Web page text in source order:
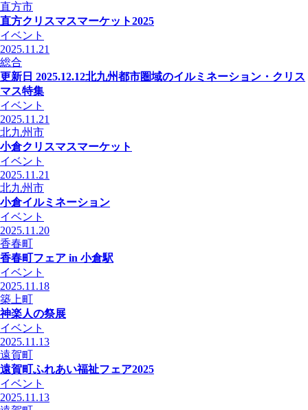
直方市
直方クリスマスマーケット2025
イベント
2025.11.21
総合
更新日 2025.12.12北九州都市圏域のイルミネーション・クリス
マス特集
イベント
2025.11.21
北九州市
小倉クリスマスマーケット
イベント
2025.11.21
北九州市
小倉イルミネーション
イベント
2025.11.20
香春町
香春町フェア in 小倉駅
イベント
2025.11.18
築上町
神楽人の祭展
イベント
2025.11.13
遠賀町
遠賀町ふれあい福祉フェア2025
イベント
2025.11.13